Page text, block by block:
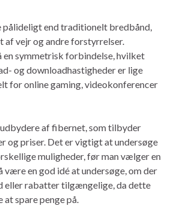
pålideligt end traditionelt bredbånd,
af vejr og andre forstyrrelser.
en symmetrisk forbindelse, hvilket
og downloadhastigheder er lige
for online gaming, videokonferencer
af fibernet, som tilbyder
og priser. Det er vigtigt at undersøge
muligheder, før man vælger en
være en god idé at undersøge, om der
eller rabatter tilgængelige, da dette
spare penge på.